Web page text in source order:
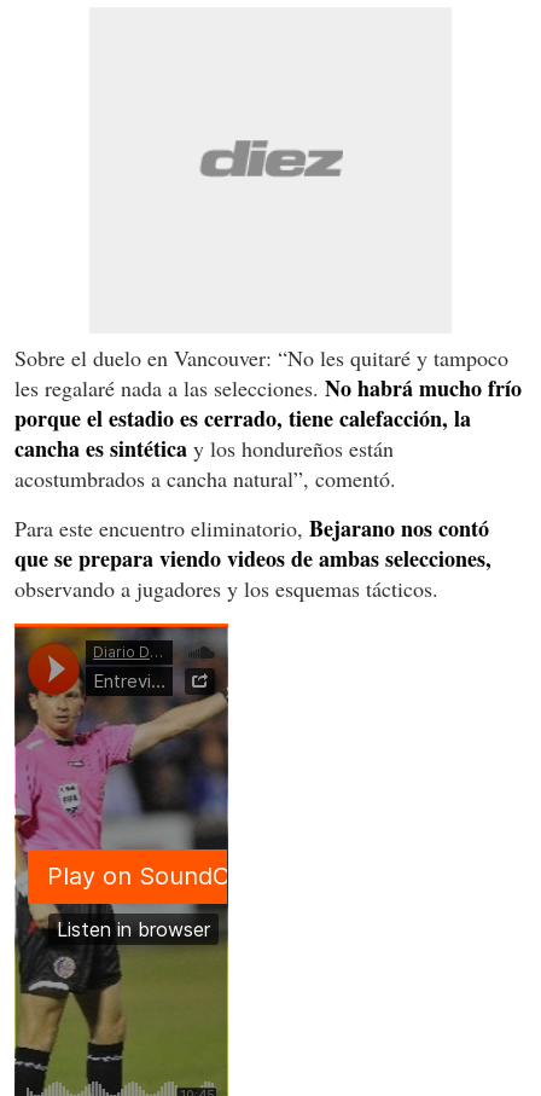
Sobre el duelo en Vancouver: “No les quitaré y tampoco
les regalaré nada a las selecciones. No habrá mucho frío
porque el estadio es cerrado, tiene calefacción, la
cancha es sintética y los hondureños están
acostumbrados a cancha natural”, comentó.
Para este encuentro eliminatorio, Bejarano nos contó
que se prepara viendo videos de ambas selecciones,
observando a jugadores y los esquemas tácticos.